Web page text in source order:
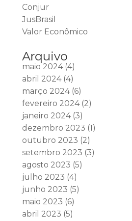
Conjur
JusBrasil
Valor Econômico
Arquivo
maio 2024(4)
abril 2024(4)
março 2024(6)
fevereiro 2024(2)
janeiro 2024(3)
dezembro 2023 (1)
outubro 2023 (2)
setembro 2023 (3)
agosto 2023 (5)
julho 2023 (4)
junho 2023 (5)
maio 2023 (6)
abril 2023 (5)